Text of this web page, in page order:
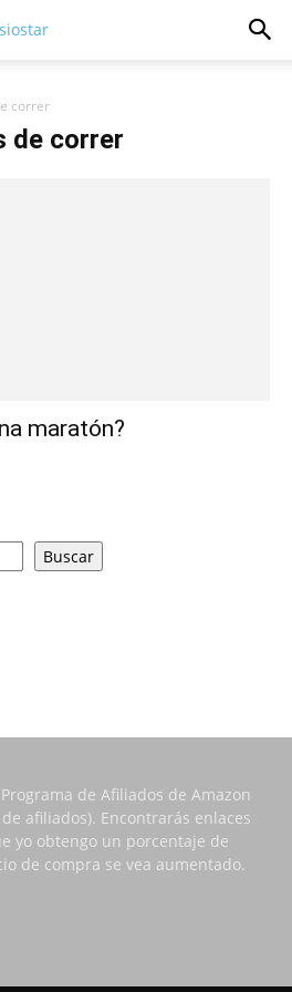
correr
de correr
maratón?
Buscar
de Afiliados de Amazon
afiliados). Encontrarás enlaces
yo obtengo un porcentaje de
de compra se vea aumentado.